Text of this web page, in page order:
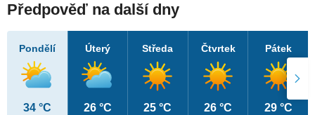
Předpověď na další dny
Pondělí
34 °C
Úterý
26 °C
Středa
25 °C
Čtvrtek
26 °C
Pátek
29 °C